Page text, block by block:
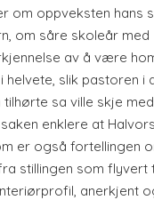
om oppveksten hans
om såre skoleår med
av å være
slik pastoren i
sa ville skje med
enklere at
er også fortellingen
stillingen som flyvert
anerkjent